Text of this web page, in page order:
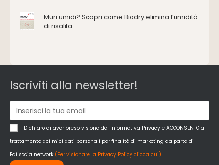
Impianti idrici e depurazione
Impianti termici e climatizzazione
Materiali da costruzione
Pannelli
Pareti esterne e facciate
Pareti Interne
reti
Reti di adduzione gas
Sicurezza e dpi
Siderurgia
Muri umidi? Scopri come Biodry elimina l’umidità
di risalita
Iscriviti alla newsletter!
Dichiaro di aver preso visione dell'Informativa Privacy e ACCONSENTO al
trattamento dei miei dati personali per finalità di marketing da parte di
Edilsocialnetwork (Per visionare la Privacy Policy clicca qui).